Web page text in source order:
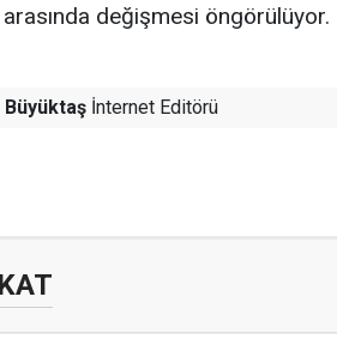
değişmesi öngörülüyor.
Büyüktaş İnternet Editörü